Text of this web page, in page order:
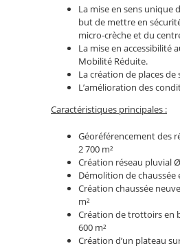
La mise en sens unique
but de mettre en
micro-crèche et du
La mise en accessibilité
Mobilité Réduite.
La création de places
L’amélioration des
Caractéristiques principales :
Géoréférencement des
2 700 m²
Création réseau pluvial
Démolition de chaussée
Création chaussée
m²
Création de trottoirs en
600 m²
Création d’un plateau